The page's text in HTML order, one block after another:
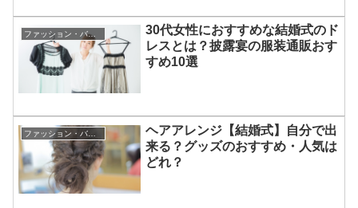
ファッション・バッグ・靴・小物・ジュエリー・アクセサリー
30代女性におすすめな結婚式のド
レスとは？披露宴の服装通販おす
すめ10選
ファッション・バッグ・靴・小物・ジュエリー・アクセサリー
ヘアアレンジ【結婚式】自分で出
来る？グッズのおすすめ・人気は
どれ？